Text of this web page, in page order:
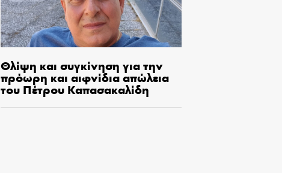
Θλίψη και συγκίνηση για την
πρόωρη και αιφνίδια απώλεια
του Πέτρου Καπασακαλίδη